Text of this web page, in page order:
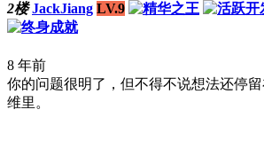
2楼 JackJiang LV.9
8 年前
你的问题很明了，但不得不说想法还停
维里。